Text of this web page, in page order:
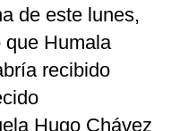
de este lunes,
que Humala
recibido
Hugo Chávez